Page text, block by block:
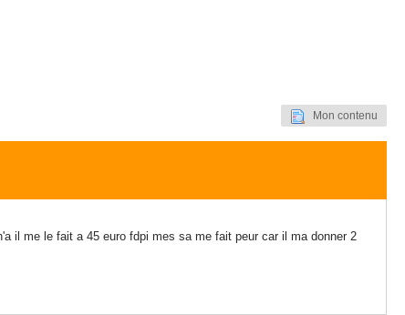
Mon contenu
il me le fait a 45 euro fdpi mes sa me fait peur car il ma donner 2